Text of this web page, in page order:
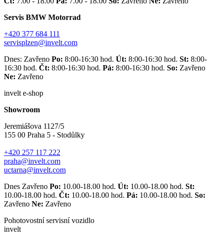
Servis BMW Motorrad
+420 377 684 111
servisplzen@invelt.com
Dnes: Zavřeno Po: 8:00-16:30 hod. Út: 8:00-16:30 hod. St: 8:00-
16:30 hod. Čt: 8:00-16:30 hod. Pá: 8:00-16:30 hod. So: Zavřeno
Ne: Zavřeno
invelt e-shop
Showroom
Jeremiášova 1127/5
155 00 Praha 5 - Stodůlky
+420 257 117 222
praha@invelt.com
uctarna@invelt.com
Dnes Zavřeno Po: 10.00-18.00 hod. Út: 10.00-18.00 hod. St:
10.00-18.00 hod. Čt: 10.00-18.00 hod. Pá: 10.00-18.00 hod. So:
Zavřeno Ne: Zavřeno
Pohotovostní servisní vozidlo
invelt